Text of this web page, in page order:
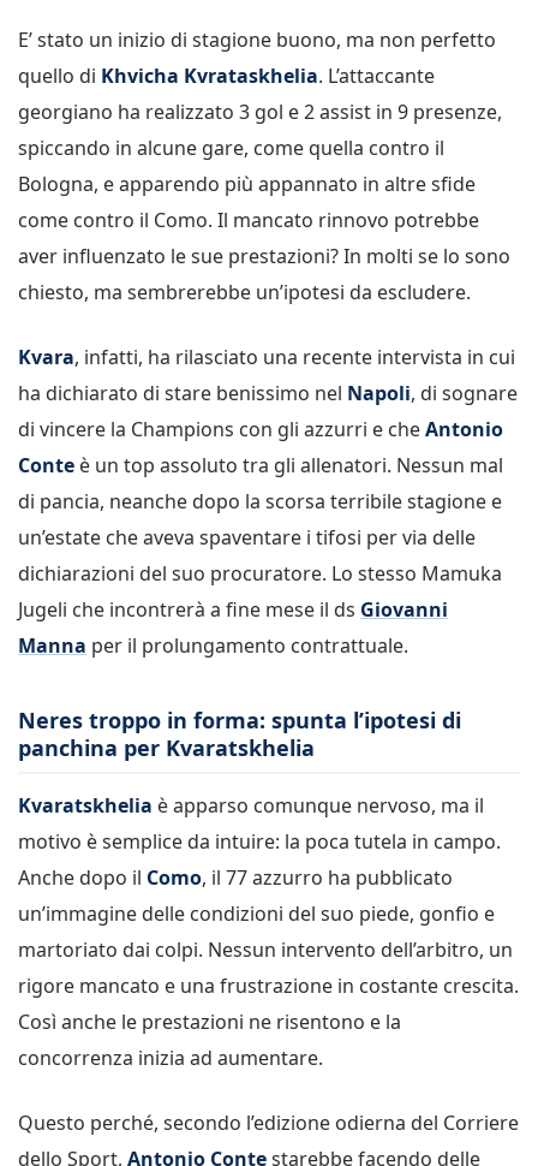
E’ stato un inizio di stagione buono, ma non perfetto
quello di Khvicha Kvrataskhelia. L’attaccante
georgiano ha realizzato 3 gol e 2 assist in 9 presenze,
spiccando in alcune gare, come quella contro il
Bologna, e apparendo più appannato in altre sfide
come contro il Como. Il mancato rinnovo potrebbe
aver influenzato le sue prestazioni? In molti se lo sono
chiesto, ma sembrerebbe un’ipotesi da escludere.
Kvara, infatti, ha rilasciato una recente intervista in cui
ha dichiarato di stare benissimo nel Napoli, di sognare
di vincere la Champions con gli azzurri e cheAntonio
Conte è un top assoluto tra gli allenatori. Nessun mal
di pancia, neanche dopo la scorsa terribile stagione e
un’estate che aveva spaventare i tifosi per via delle
dichiarazioni del suo procuratore. Lo stesso Mamuka
Jugeli che incontrerà a fine mese il ds Giovanni
Manna per il prolungamento contrattuale.
Neres troppo in forma: spunta l’ipotesi di
panchina per Kvaratskhelia
Kvaratskhelia è apparso comunque nervoso, ma il
motivo è semplice da intuire: la poca tutela in campo.
Anche dopo il Como, il 77 azzurro ha pubblicato
un’immagine delle condizioni del suo piede, gonfio e
martoriato dai colpi. Nessun intervento dell’arbitro, un
rigore mancato e una frustrazione in costante crescita.
Così anche le prestazioni ne risentono e la
concorrenza inizia ad aumentare.
Questo perché, secondo l’edizione odierna del Corriere
dello Sport, Antonio Contestarebbe facendo delle